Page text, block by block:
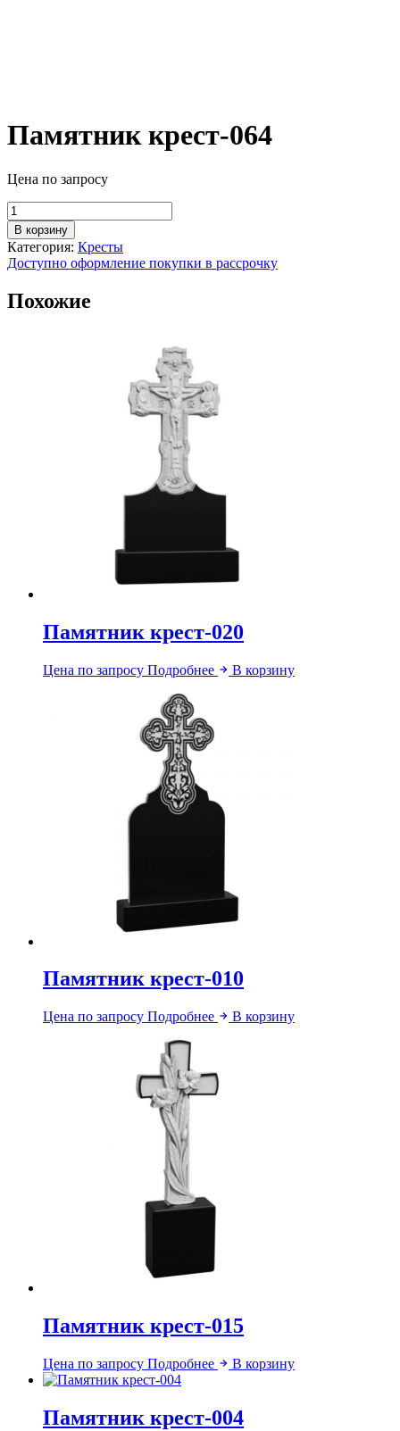
Памятник крест-064
Цена по запросу
Количество
товара
Памятник
крест-064
В корзину
Категория: Кресты
Доступно оформление покупки в рассрочку
Похожие
Памятник крест-020
Цена по запросу Подробнее В корзину
Памятник крест-010
Цена по запросу Подробнее В корзину
Памятник крест-015
Цена по запросу Подробнее В корзину
Памятник крест-004